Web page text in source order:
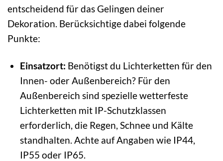
entscheidend für das Gelingen deiner
Dekoration. Berücksichtige dabei folgende
Punkte:
Einsatzort: Benötigst du Lichterketten für den
Innen- oder Außenbereich? Für den
Außenbereich sind spezielle wetterfeste
Lichterketten mit IP-Schutzklassen
erforderlich, die Regen, Schnee und Kälte
standhalten. Achte auf Angaben wie IP44,
IP55 oder IP65.